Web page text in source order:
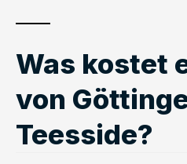
Was kostet
von
Teesside?